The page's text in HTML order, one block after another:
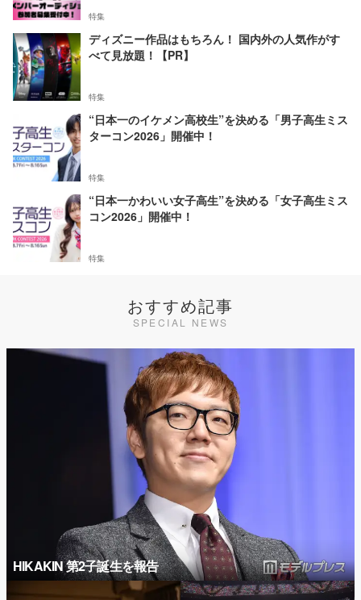
特集
ディズニー作品はもちろん！ 国内外の人気作がす
べて見放題！【PR】
特集
“日本一のイケメン高校生”を決める「男子高生ミス
ターコン2026」開催中！
特集
“日本一かわいい女子高生”を決める「女子高生ミス
コン2026」開催中！
特集
おすすめ記事
SPECIAL NEWS
HIKAKIN 第2子誕生を報告